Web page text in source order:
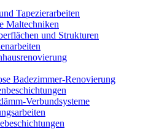
Tapezierarbeiten
Maltechniken
und Strukturen
Badezimmer-Renovierung
Verbundsysteme